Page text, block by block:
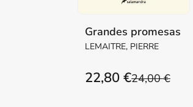
Grandes promesas
LEMAITRE, PIERRE
24,00 €
22,80 €